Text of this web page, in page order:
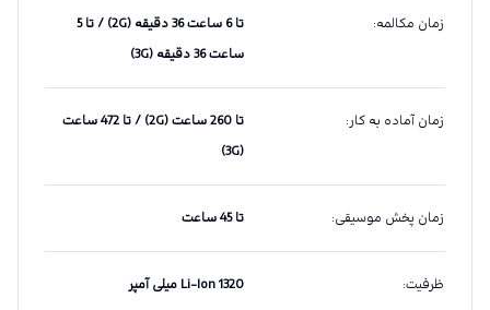
زمان مکالمه:
تا 6 ساعت 36 دقیقه (2G) / تا 5
ساعت 36 دقیقه (3G)
زمان آماده به کار:
تا 260 ساعت (2G) / تا 472 ساعت
(3G)
زمان پخش موسیقی: تا 45 ساعت
ظرفیت: Li-Ion 1320 میلی آمپر